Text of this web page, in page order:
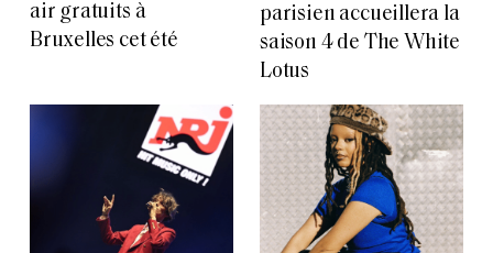
air gratuits à
Bruxelles cet été
parisien accueillera la
saison 4 de The White
Lotus